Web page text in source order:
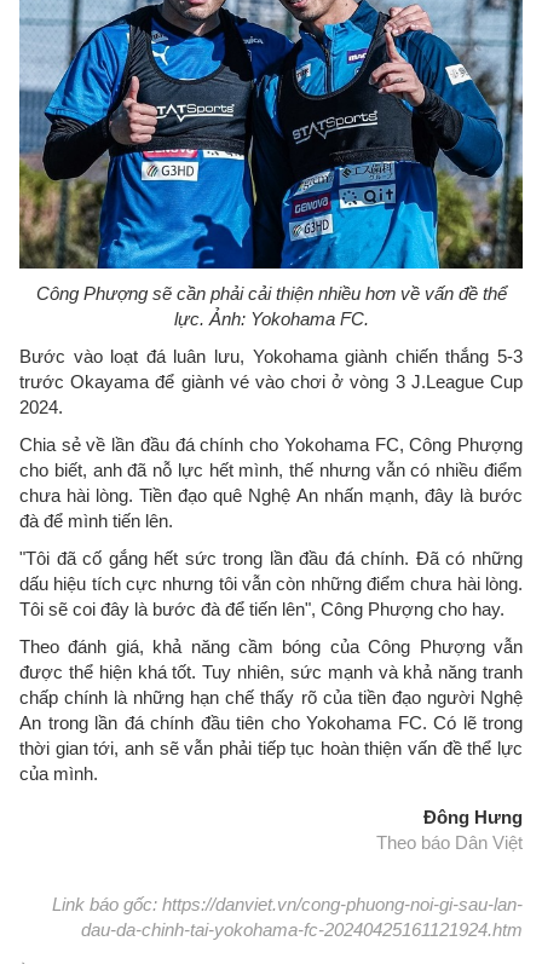
Công Phượng sẽ cần phải cải thiện nhiều hơn về vấn đề thể
lực. Ảnh: Yokohama FC.
Bước vào loạt đá luân lưu, Yokohama giành chiến thắng 5-3
trước Okayama để giành vé vào chơi ở vòng 3 J.League Cup
2024.
Chia sẻ về lần đầu đá chính cho Yokohama FC, Công Phượng
cho biết, anh đã nỗ lực hết mình, thế nhưng vẫn có nhiều điểm
chưa hài lòng. Tiền đạo quê Nghệ An nhấn mạnh, đây là bước
đà để mình tiến lên.
"Tôi đã cố gắng hết sức trong lần đầu đá chính. Đã có những
dấu hiệu tích cực nhưng tôi vẫn còn những điểm chưa hài lòng.
Tôi sẽ coi đây là bước đà để tiến lên", Công Phượng cho hay.
Theo đánh giá, khả năng cầm bóng của Công Phượng vẫn
được thể hiện khá tốt. Tuy nhiên, sức mạnh và khả năng tranh
chấp chính là những hạn chế thấy rõ của tiền đạo người Nghệ
An trong lần đá chính đầu tiên cho Yokohama FC. Có lẽ trong
thời gian tới, anh sẽ vẫn phải tiếp tục hoàn thiện vấn đề thể lực
của mình.
Đông Hưng
Theo báo Dân Việt
Link báo gốc: https://danviet.vn/cong-phuong-noi-gi-sau-lan-
dau-da-chinh-tai-yokohama-fc-20240425161121924.htm